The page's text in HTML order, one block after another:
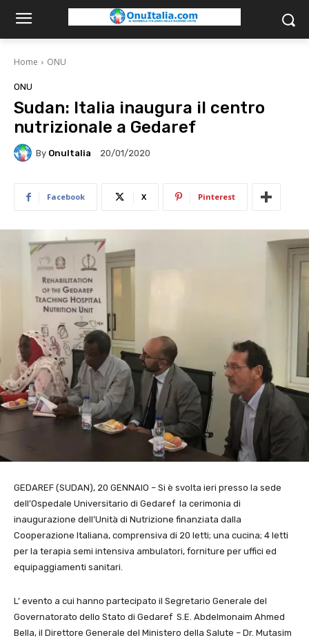
Home ONU
ONU
Sudan: Italia inaugura il centro
nutrizionale a Gedaref
By OnuItalia 20/01/2020
Facebook X Pinterest
GEDAREF (SUDAN), 20 GENNAIO – Si è svolta ieri presso la sede
dell’Ospedale Universitario di Gedaref la cerimonia di
inaugurazione dell’Unità di Nutrizione finanziata dalla
Cooperazione Italiana, comprensiva di 20 letti; una cucina; 4 letti
per la terapia semi intensiva ambulatori, forniture per uffici ed
equipaggiamenti sanitari.
L’ evento a cui hanno partecipato il Segretario Generale del
Governatorato dello Stato di Gedaref S.E. Abdelmonaim Ahmed
Bella, il Direttore Generale del Ministero della Salute – Dr. Mutasim